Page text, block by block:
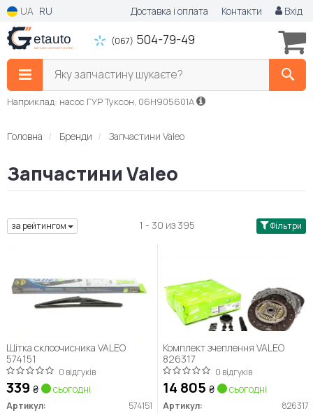
UA RU Доставка і оплата Контакти Вхід
(067) 504-79-49
Яку запчастину шукаєте?
Наприклад: насос ГУР Туксон, 06H905601A
Головна Бренди Запчастини Valeo
Запчастини Valeo
за рейтингом 1 - 30 из 395 Фільтри
Щітка склоочисника VALEO
574151
0 відгуків
339 ₴ сьогодні
Артикул:
574151
Комплект зчеплення VALEO
826317
0 відгуків
14 805 ₴ сьогодні
Артикул:
826317